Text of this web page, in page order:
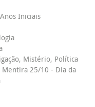
Iniciais
Mistério, Política
25/10 - Dia da